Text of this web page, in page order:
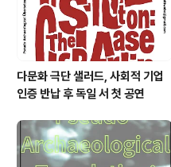
다문화 극단 샐러드, 사회적 기업
인증 반납 후 독일 서 첫 공연